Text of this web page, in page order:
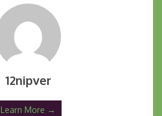
12nipver
Learn More →